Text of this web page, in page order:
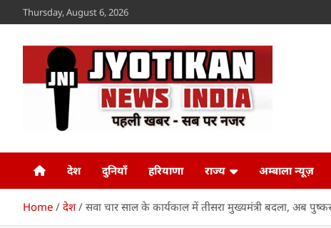
to
Thursday, August 6, 2026
Jyotikan
देश दुनियाँ हरियाणा राज्य अम्बाला न्यूज़
Home देश सवा चार साल के कार्यकाल में तीसरा मुख्यमंत्री बदला, अब